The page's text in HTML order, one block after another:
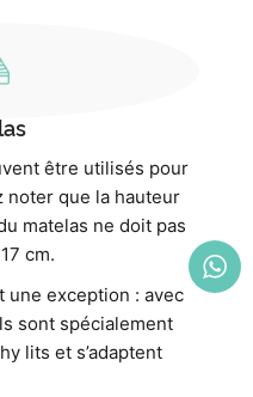
être utilisés pour
noter que la hauteur
matelas ne doit pas
cm.
une exception : avec
sont spécialement
lits et s’adaptent